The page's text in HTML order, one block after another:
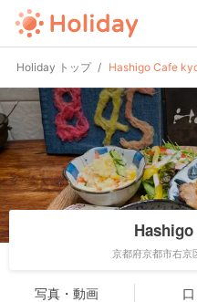
Holiday トップ Hashigo Cafe
京都府京都市右京
写真・動画